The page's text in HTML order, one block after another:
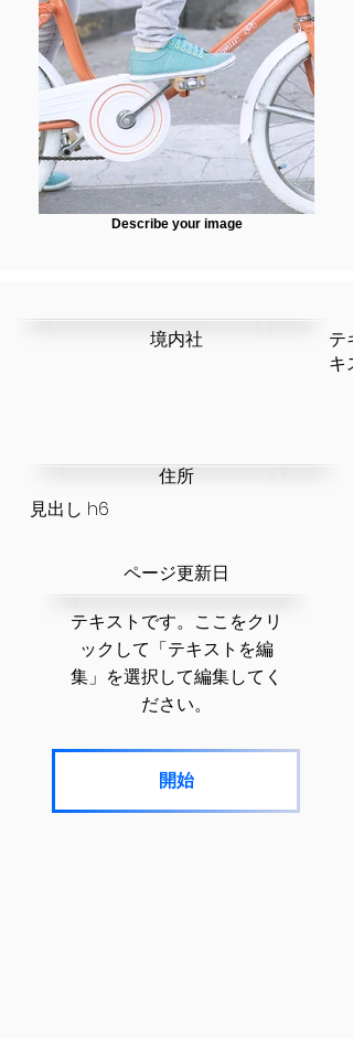
Describe your image
テ
キ
​境内社
​住所
見出し h6
​ページ更新日
テキストです。ここをクリ
ックして「テキストを編
集」を選択して編集してく
ださい。
開始